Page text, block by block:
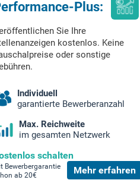
Plus:
Sie Ihre
kostenlos. Keine
oder sonstige
Individuell
garantierte Bewerberanzahl
Max. Reichweite
im gesamten Netzwerk
schalten
Bewerbergarantie
ab 20€
Mehr erfahren